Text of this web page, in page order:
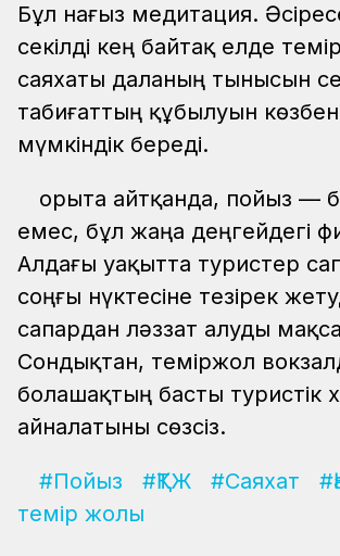
Бұл нағыз медитация.
секілді кең байтақ елде
саяхаты даланың тынысын
табиғаттың құбылуын
мүмкіндік береді.
Қорыта айтқанда, пойыз —
емес, бұл жаңа деңгейдегі
Алдағы уақытта туристер
соңғы нүктесіне тезірек
сапардан ләззат алуды
Сондықтан, теміржол
болашақтың басты туристік
айналатыны сөзсіз.
#Пойыз #ҚТЖ #Саяхат
темір жолы